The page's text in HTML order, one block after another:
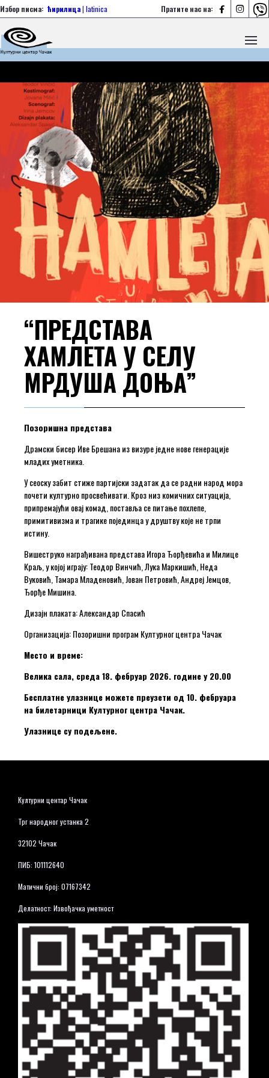
Пратите нас на:   
Избор писма: ћирилица| latinica
“ПРЕДСТАВА
ХАМЛЕТА У СЕЛУ
МРДУША ДОЊА”
Позоришна представа
Драмски бисер Иве Брешана из визуре једне нове генерације
младих уметника.
У сеоску забит стиже партијски задатак да се радни народ мора
почети културно просвећивати. Кроз низ комичних ситуација,
припремајући овај комад, поставља се питање похлепе,
примитивизма и трагике појединца у друштву које не трпи
истину.
Вишеструко награђивана представа Игора Ђорђевића и Милице
Краљ, у којој играју: Теодор Винчић, Лука Маркишић, Неда
Вуковић, Тамара Младеновић, Јован Петровић, Андреј Јемцов,
Ђорђе Мишина.
Дизајн плаката: Александар Спасић
Организација: Позоришни програм Културног центра Чачак
Место и време:
Велика сала, среда 18. фебруар 2026. године у 20.00
Бесплатне улазнице можете преузети од 10. фебруара
на билетарници Културног центра Чачак.
Улазнице су подељене.
Културни центар Чачак
Трг народног устанка 2
32102 Чачак
ПИБ: 101112640
Матични број: 07167342
Делатност: Извођачка уметност